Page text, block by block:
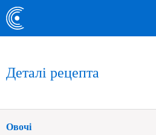
Деталі рецепта
Овочі